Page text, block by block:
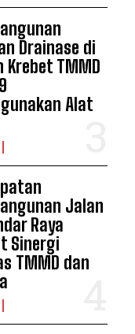
Drainase di
Krebet TMMD
Alat
Jalan
Raya
Sinergi
TMMD dan